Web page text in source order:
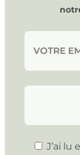
J’ai lu